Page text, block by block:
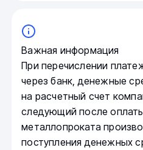
Важная информация
При перечислении
через банк, денежные
на расчетный счет
следующий после
металлопроката
поступления денежных